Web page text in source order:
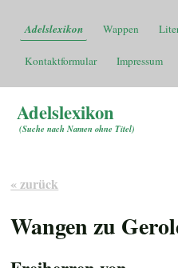
Adelslexikon Wappen
Kontaktformular Impressum
Adelslexikon
(Suche nach Namen ohne Titel)
« zurück
Wangen zu